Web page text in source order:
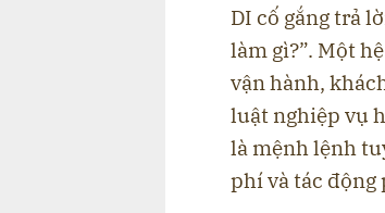
DI cố gắng trả
làm gì?”. Một
vận hành,
luật nghiệp vụ
là mệnh lệnh
phí và tác động